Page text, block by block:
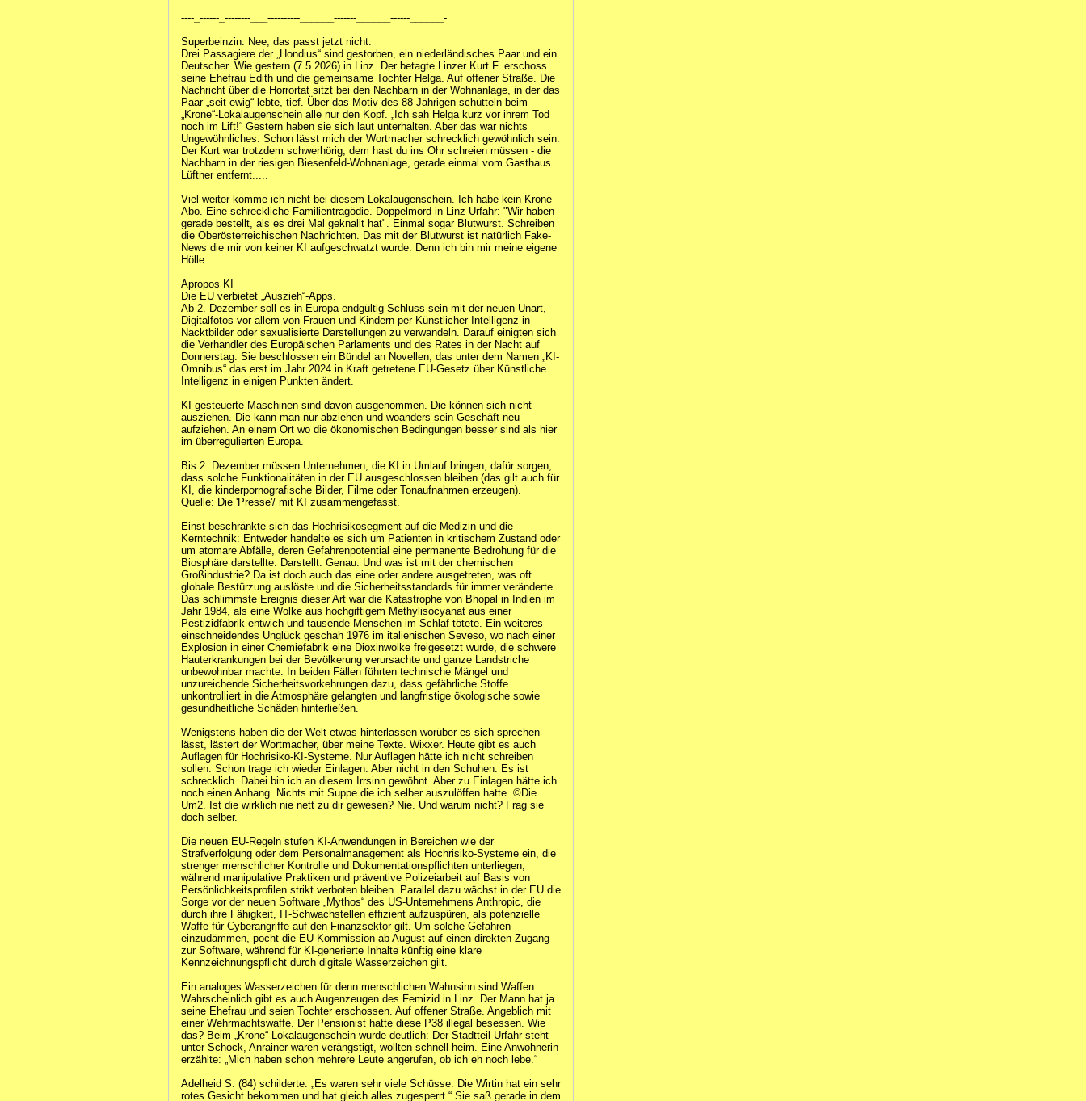
----_------_--------___----------______-------______------______-
Superbeinzin. Nee, das passt jetzt nicht.
Drei Passagiere der „Hondius“ sind gestorben, ein niederländisches Paar und ein
Deutscher. Wie gestern (7.5.2026) in Linz. Der betagte Linzer Kurt F. erschoss
seine Ehefrau Edith und die gemeinsame Tochter Helga. Auf offener Straße. Die
Nachricht über die Horrortat sitzt bei den Nachbarn in der Wohnanlage, in der das
Paar „seit ewig“ lebte, tief. Über das Motiv des 88-Jährigen schütteln beim
„Krone“-Lokalaugenschein alle nur den Kopf. „Ich sah Helga kurz vor ihrem Tod
noch im Lift!“ Gestern haben sie sich laut unterhalten. Aber das war nichts
Ungewöhnliches. Schon lässt mich der Wortmacher schrecklich gewöhnlich sein.
Der Kurt war trotzdem schwerhörig; dem hast du ins Ohr schreien müssen - die
Nachbarn in der riesigen Biesenfeld-Wohnanlage, gerade einmal vom Gasthaus
Lüftner entfernt.....
Viel weiter komme ich nicht bei diesem Lokalaugenschein. Ich habe kein Krone-
Abo. Eine schreckliche Familientragödie. Doppelmord in Linz-Urfahr: "Wir haben
gerade bestellt, als es drei Mal geknallt hat". Einmal sogar Blutwurst. Schreiben
die Oberösterreichischen Nachrichten. Das mit der Blutwurst ist natürlich Fake-
News die mir von keiner KI aufgeschwatzt wurde. Denn ich bin mir meine eigene
Hölle.
Apropos KI
Die EU verbietet „Auszieh“-Apps.
Ab 2. Dezember soll es in Europa endgültig Schluss sein mit der neuen Unart,
Digitalfotos vor allem von Frauen und Kindern per Künstlicher Intelligenz in
Nacktbilder oder sexualisierte Darstellungen zu verwandeln. Darauf einigten sich
die Verhandler des Europäischen Parlaments und des Rates in der Nacht auf
Donnerstag. Sie beschlossen ein Bündel an Novellen, das unter dem Namen „KI-
Omnibus“ das erst im Jahr 2024 in Kraft getretene EU-Gesetz über Künstliche
Intelligenz in einigen Punkten ändert.
KI gesteuerte Maschinen sind davon ausgenommen. Die können sich nicht
ausziehen. Die kann man nur abziehen und woanders sein Geschäft neu
aufziehen. An einem Ort wo die ökonomischen Bedingungen besser sind als hier
im überregulierten Europa.
Bis 2. Dezember müssen Unternehmen, die KI in Umlauf bringen, dafür sorgen,
dass solche Funktionalitäten in der EU ausgeschlossen bleiben (das gilt auch für
KI, die kinderpornografische Bilder, Filme oder Tonaufnahmen erzeugen).
Quelle: Die 'Presse'/ mit KI zusammengefasst.
Einst beschränkte sich das Hochrisikosegment auf die Medizin und die
Kerntechnik: Entweder handelte es sich um Patienten in kritischem Zustand oder
um atomare Abfälle, deren Gefahrenpotential eine permanente Bedrohung für die
Biosphäre darstellte. Darstellt. Genau. Und was ist mit der chemischen
Großindustrie? Da ist doch auch das eine oder andere ausgetreten, was oft
globale Bestürzung auslöste und die Sicherheitsstandards für immer veränderte.
Das schlimmste Ereignis dieser Art war die Katastrophe von Bhopal in Indien im
Jahr 1984, als eine Wolke aus hochgiftigem Methylisocyanat aus einer
Pestizidfabrik entwich und tausende Menschen im Schlaf tötete. Ein weiteres
einschneidendes Unglück geschah 1976 im italienischen Seveso, wo nach einer
Explosion in einer Chemiefabrik eine Dioxinwolke freigesetzt wurde, die schwere
Hauterkrankungen bei der Bevölkerung verursachte und ganze Landstriche
unbewohnbar machte. In beiden Fällen führten technische Mängel und
unzureichende Sicherheitsvorkehrungen dazu, dass gefährliche Stoffe
unkontrolliert in die Atmosphäre gelangten und langfristige ökologische sowie
gesundheitliche Schäden hinterließen.
Wenigstens haben die der Welt etwas hinterlassen worüber es sich sprechen
lässt, lästert der Wortmacher, über meine Texte. Wixxer. Heute gibt es auch
Auflagen für Hochrisiko-KI-Systeme. Nur Auflagen hätte ich nicht schreiben
sollen. Schon trage ich wieder Einlagen. Aber nicht in den Schuhen. Es ist
schrecklich. Dabei bin ich an diesem Irrsinn gewöhnt. Aber zu Einlagen hätte ich
noch einen Anhang. Nichts mit Suppe die ich selber auszulöffen hatte. ©️Die
Um2. Ist die wirklich nie nett zu dir gewesen? Nie. Und warum nicht? Frag sie
doch selber.
Die neuen EU-Regeln stufen KI-Anwendungen in Bereichen wie der
Strafverfolgung oder dem Personalmanagement als Hochrisiko-Systeme ein, die
strenger menschlicher Kontrolle und Dokumentationspflichten unterliegen,
während manipulative Praktiken und präventive Polizeiarbeit auf Basis von
Persönlichkeitsprofilen strikt verboten bleiben. Parallel dazu wächst in der EU die
Sorge vor der neuen Software „Mythos“ des US-Unternehmens Anthropic, die
durch ihre Fähigkeit, IT-Schwachstellen effizient aufzuspüren, als potenzielle
Waffe für Cyberangriffe auf den Finanzsektor gilt. Um solche Gefahren
einzudämmen, pocht die EU-Kommission ab August auf einen direkten Zugang
zur Software, während für KI-generierte Inhalte künftig eine klare
Kennzeichnungspflicht durch digitale Wasserzeichen gilt.
Ein analoges Wasserzeichen für denn menschlichen Wahnsinn sind Waffen.
Wahrscheinlich gibt es auch Augenzeugen des Femizid in Linz. Der Mann hat ja
seine Ehefrau und seien Tochter erschossen. Auf offener Straße. Angeblich mit
einer Wehrmachtswaffe. Der Pensionist hatte diese P38 illegal besessen. Wie
das? Beim „Krone“-Lokalaugenschein wurde deutlich: Der Stadtteil Urfahr steht
unter Schock, Anrainer waren verängstigt, wollten schnell heim. Eine Anwohnerin
erzählte: „Mich haben schon mehrere Leute angerufen, ob ich eh noch lebe.“
Adelheid S. (84) schilderte: „Es waren sehr viele Schüsse. Die Wirtin hat ein sehr
rotes Gesicht bekommen und hat gleich alles zugesperrt.“ Sie saß gerade in dem